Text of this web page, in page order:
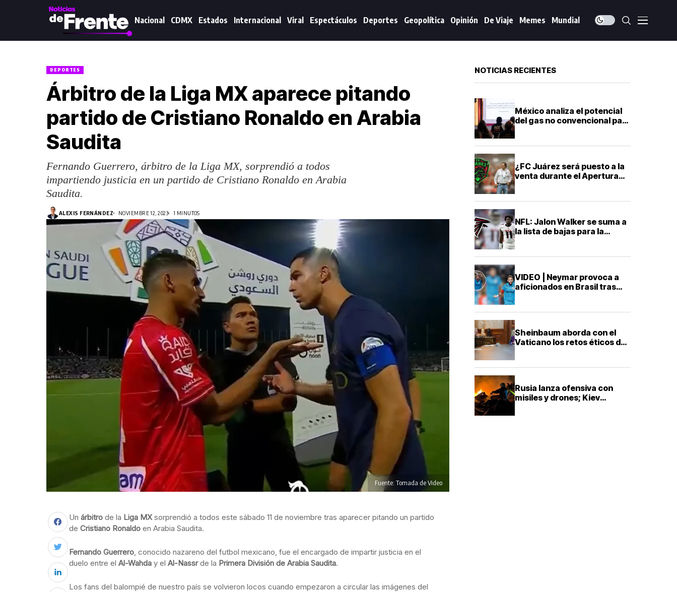
Nacional CDMX Estados Internacional Viral Espectáculos Deportes Geopolítica Opinión De Viaje Memes Mundial
DEPORTES
Árbitro de la Liga MX aparece pitando
partido de Cristiano Ronaldo en Arabia
Saudita
Fernando Guerrero, árbitro de la Liga MX, sorprendió a todos
impartiendo justicia en un partido de Cristiano Ronaldo en Arabia
Saudita.
ALEXIS FERNÁNDEZ NOVIEMBRE 12, 2023 1 MINUTOS
Fuente: Tomada de Video
Un árbitro de la Liga MXsorprendió a todos este sábado 11 de noviembre tras aparecer pitando un partido
de Cristiano Ronaldo en Arabia Saudita.
Fernando Guerrero , conocido nazareno del futbol mexicano, fue el encargado de impartir justicia en el
duelo entre el Al-Wahda y el Al-Nassrde la Primera División de Arabia Saudita.
Los fans del balompié de nuestro país se volvieron locos cuando empezaron a circular las imágenes del
NOTICIAS RECIENTES
México analiza el potencial
del gas no convencional para
¿FC Juárez será puesto a la
venta durante el Apertura
NFL: Jalon Walker se suma a
la lista de bajas para la
VIDEO | Neymar provoca a
aficionados en Brasil tras
Sheinbaum aborda con el
Vaticano los retos éticos de
Rusia lanza ofensiva con
misiles y drones; Kiev